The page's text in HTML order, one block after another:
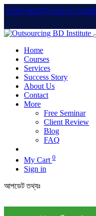
01950-96220701828-015102
Home
Courses
Services
Success Story
About Us
Contact
More
Free Seminar
Client Review
Blog
FAQ
My Cart 0
Sign in
আপডেট তথ্যঃ